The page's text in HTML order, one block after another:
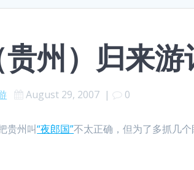
州）归来
August 29, 2007 | 0
贵州叫“夜郎国”不太正确，但为了多抓几个